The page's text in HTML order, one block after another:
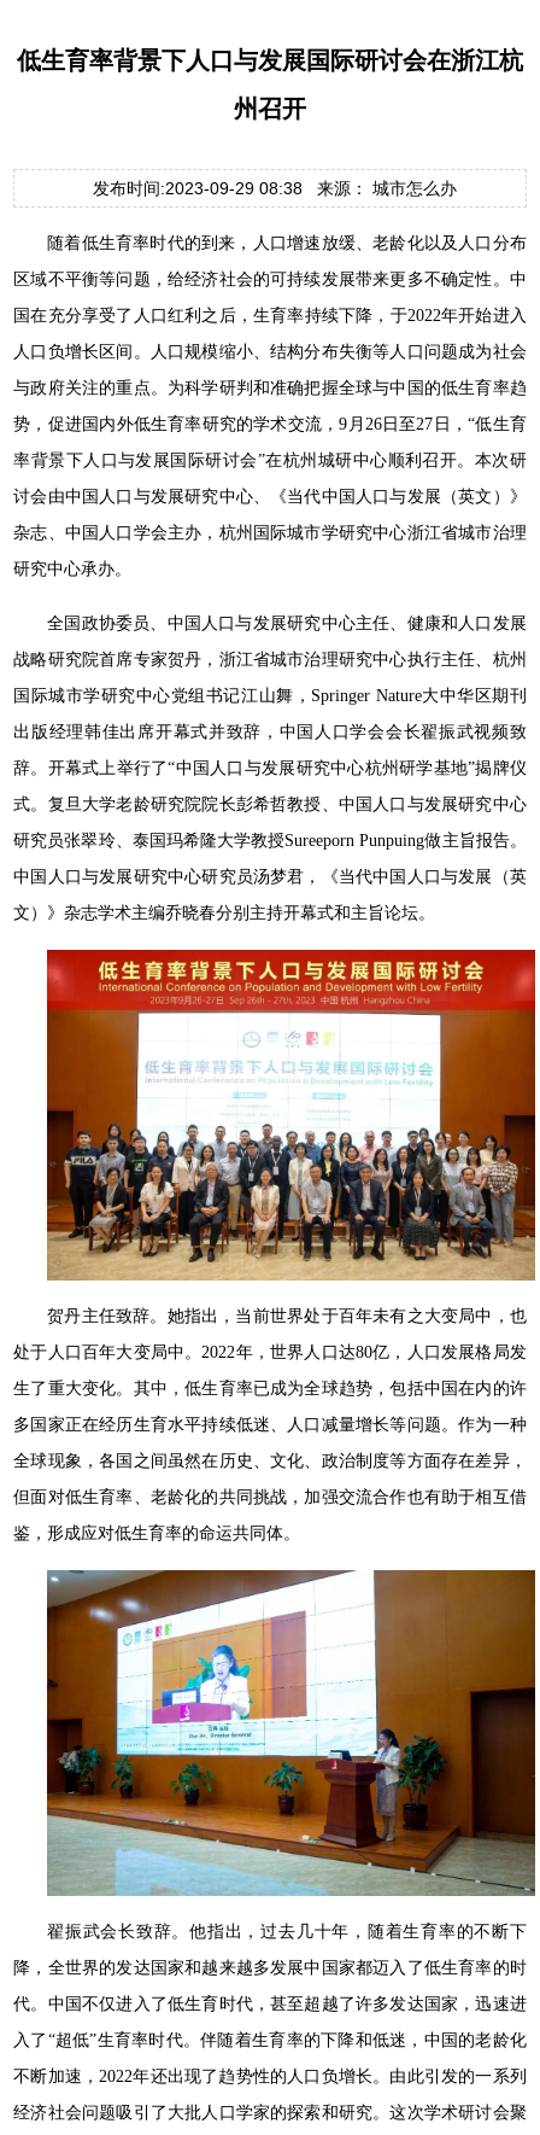
低生育率背景下人口与发展国际研讨会在浙江杭
州召开
发布时间:2023-09-29 08:38 来源： 城市怎么办
随着低生育率时代的到来，人口增速放缓、老龄化以及人口分布
区域不平衡等问题，给经济社会的可持续发展带来更多不确定性。中
国在充分享受了人口红利之后，生育率持续下降，于2022年开始进入
人口负增长区间。人口规模缩小、结构分布失衡等人口问题成为社会
与政府关注的重点。为科学研判和准确把握全球与中国的低生育率趋
势，促进国内外低生育率研究的学术交流，9月26日至27日，“低生育
率背景下人口与发展国际研讨会”在杭州城研中心顺利召开。本次研
讨会由中国人口与发展研究中心、《当代中国人口与发展（英文）》
杂志、中国人口学会主办，杭州国际城市学研究中心浙江省城市治理
研究中心承办。
全国政协委员、中国人口与发展研究中心主任、健康和人口发展
战略研究院首席专家贺丹，浙江省城市治理研究中心执行主任、杭州
国际城市学研究中心党组书记江山舞，Springer Nature大中华区期刊
出版经理韩佳出席开幕式并致辞，中国人口学会会长翟振武视频致
辞。开幕式上举行了“中国人口与发展研究中心杭州研学基地”揭牌仪
式。复旦大学老龄研究院院长彭希哲教授、中国人口与发展研究中心
研究员张翠玲、泰国玛希隆大学教授Sureeporn Punpuing做主旨报告。
中国人口与发展研究中心研究员汤梦君，《当代中国人口与发展（英
文）》杂志学术主编乔晓春分别主持开幕式和主旨论坛。
贺丹主任致辞。她指出，当前世界处于百年未有之大变局中，也
处于人口百年大变局中。2022年，世界人口达80亿，人口发展格局发
生了重大变化。其中，低生育率已成为全球趋势，包括中国在内的许
多国家正在经历生育水平持续低迷、人口减量增长等问题。作为一种
全球现象，各国之间虽然在历史、文化、政治制度等方面存在差异，
但面对低生育率、老龄化的共同挑战，加强交流合作也有助于相互借
鉴，形成应对低生育率的命运共同体。
翟振武会长致辞。他指出，过去几十年，随着生育率的不断下
降，全世界的发达国家和越来越多发展中国家都迈入了低生育率的时
代。中国不仅进入了低生育时代，甚至超越了许多发达国家，迅速进
入了“超低”生育率时代。伴随着生育率的下降和低迷，中国的老龄化
不断加速，2022年还出现了趋势性的人口负增长。由此引发的一系列
经济社会问题吸引了大批人口学家的探索和研究。这次学术研讨会聚